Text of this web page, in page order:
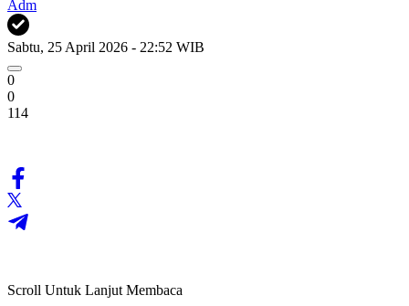
Adm
Sabtu, 25 April 2026 - 22:52 WIB
0
0
114
Scroll Untuk Lanjut Membaca